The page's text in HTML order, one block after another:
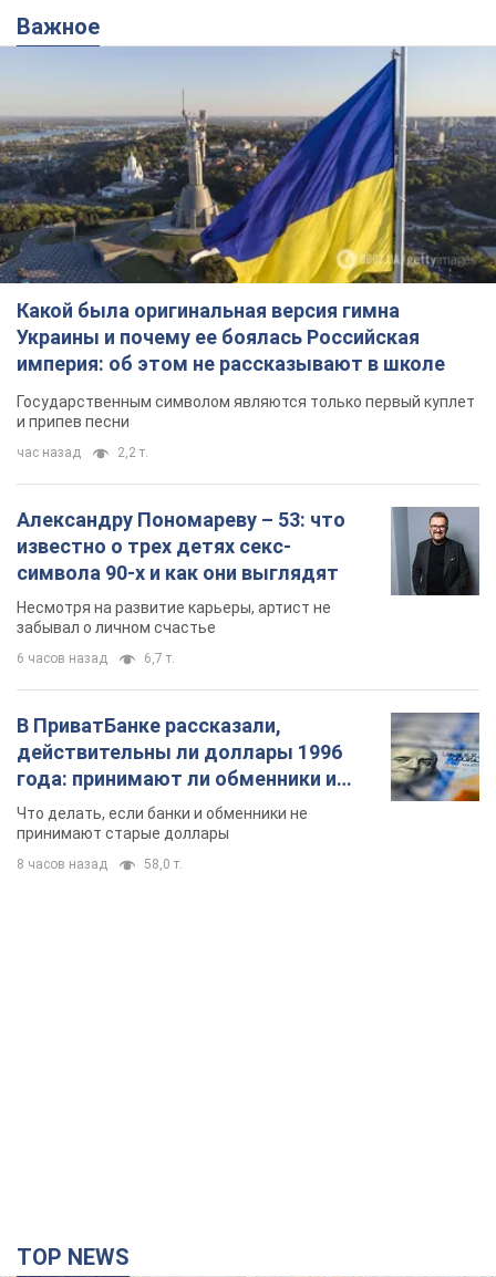
Важное
Какой была оригинальная версия гимна
Украины и почему ее боялась Российская
империя: об этом не рассказывают в школе
Государственным символом являются только первый куплет
и припев песни
час назад 2,2 т.
Александру Пономареву – 53: что
известно о трех детях секс-
символа 90-х и как они выглядят
Несмотря на развитие карьеры, артист не
забывал о личном счастье
6 часов назад 6,7 т.
В ПриватБанке рассказали,
действительны ли доллары 1996
года: принимают ли обменники и
банки такие купюры
Что делать, если банки и обменники не
принимают старые доллары
8 часов назад 58,0 т.
TOP NEWS